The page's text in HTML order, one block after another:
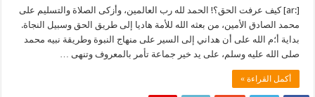
[:ar] كيف عرفت الحق؟! الحمد لله رب العالمين، وأزكى الصلاة والتسليم على
محمد الصادق الأمين، من بعثه الله للأمة هاديا إلى طريق الحق وسبيل النجاة.
بداية أ؛م الله على أن هداني إلى السير على منهاج النبوة وطريقة نبيه محمد
صلى الله عليه وسلم، على يد خير جماعة تأمر بالمعروف وتنهى …
أكمل القراءة »